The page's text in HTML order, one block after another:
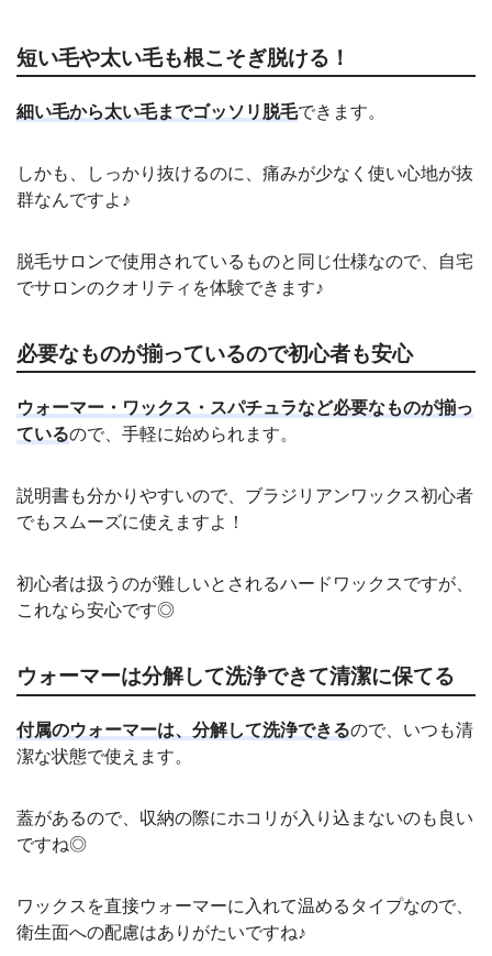
短い毛や太い毛も根こそぎ脱ける！
細い毛から太い毛までゴッソリ脱毛できます。
しかも、しっかり抜けるのに、痛みが少なく使い心地が抜
群なんですよ♪
脱毛サロンで使用されているものと同じ仕様なので、自宅
でサロンのクオリティを体験できます♪
必要なものが揃っているので初心者も安心
ウォーマー・ワックス・スパチュラなど必要なものが揃っ
ているので、手軽に始められます。
説明書も分かりやすいので、ブラジリアンワックス初心者
でもスムーズに使えますよ！
初心者は扱うのが難しいとされるハードワックスですが、
これなら安心です◎
ウォーマーは分解して洗浄できて清潔に保てる
付属のウォーマーは、分解して洗浄できるので、いつも清
潔な状態で使えます。
蓋があるので、収納の際にホコリが入り込まないのも良い
ですね◎
ワックスを直接ウォーマーに入れて温めるタイプなので、
衛生面への配慮はありがたいですね♪